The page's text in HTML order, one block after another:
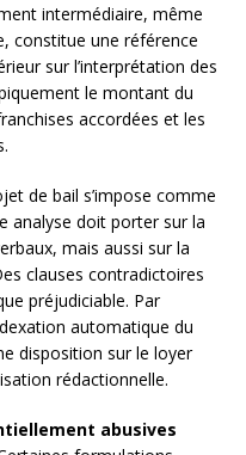
intermédiaire, même
constitue une référence
sur l’interprétation des
le montant du
accordées et les
de bail s’impose comme
analyse doit porter sur la
mais aussi sur la
clauses contradictoires
préjudiciable. Par
automatique du
disposition sur le loyer
rédactionnelle.
abusives